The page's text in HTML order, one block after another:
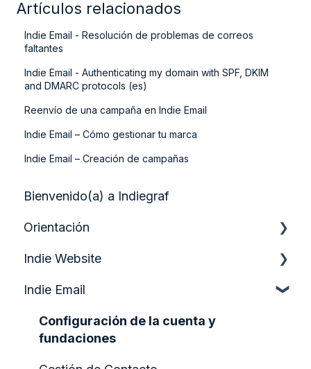
Artículos relacionados
Indie Email - Resolución de problemas de correos
faltantes
Indie Email - Authenticating my domain with SPF, DKIM
and DMARC protocols (es)
Reenvío de una campaña en Indie Email
Indie Email – Cómo gestionar tu marca
Indie Email – Creación de campañas
Bienvenido(a) a Indiegraf
Orientación
Guía de inicio rápido
Indie Website
Analítica y crecimiento
Participación y formularios de audiencia
Indie Email
Configuración de la cuenta y
fundaciones